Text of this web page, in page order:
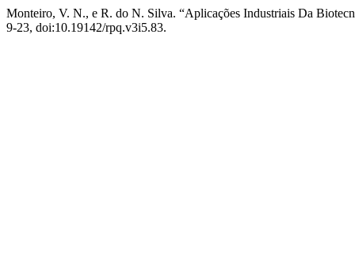
Monteiro, V. N., e R. do N. Silva. “Aplicações Industriais Da
9-23, doi:10.19142/rpq.v3i5.83.